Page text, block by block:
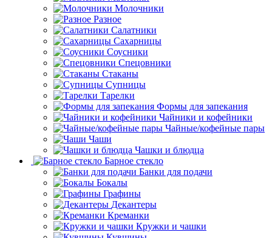
Молочники
Разное
Салатники
Сахарницы
Соусники
Спецовники
Стаканы
Супницы
Тарелки
Формы для запекания
Чайники и кофейники
Чайные/кофейные пары
Чаши
Чашки и блюдца
Барное стекло
Банки для подачи
Бокалы
Графины
Декантеры
Креманки
Кружки и чашки